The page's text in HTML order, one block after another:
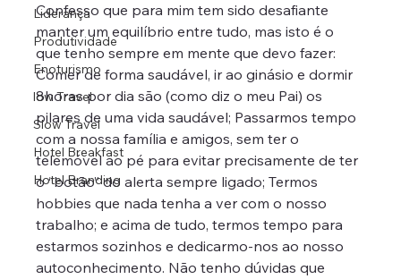
Liderança
Produtividade
Enoturismo
low Travel
Slow Travel
Hotel Breakfast
Hotel Branding
Confesso que para mim tem sido desafiante
manter um equilíbrio entre tudo, mas isto é o
que tenho sempre em mente que devo fazer:
Comer de forma saudável, ir ao ginásio e dormir
8horas por dia são (como diz o meu Pai) os
pilares de uma vida saudável; Passarmos tempo
com a nossa família e amigos, sem ter o
telemóvel ao pé para evitar precisamente de ter
o “botão” do alerta sempre ligado; Termos
hobbies que nada tenha a ver com o nosso
trabalho; e acima de tudo, termos tempo para
estarmos sozinhos e dedicarmo-nos ao nosso
autoconhecimento. Não tenho dúvidas que